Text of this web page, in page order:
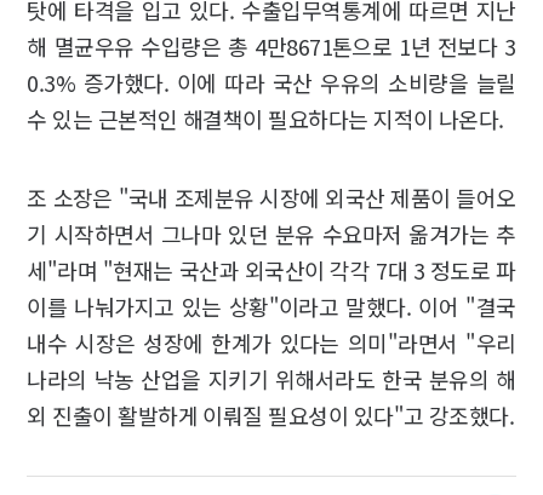
탓에 타격을 입고 있다. 수출입무역통계에 따르면 지난
해 멸균우유 수입량은 총 4만8671톤으로 1년 전보다 3
0.3% 증가했다. 이에 따라 국산 우유의 소비량을 늘릴
수 있는 근본적인 해결책이 필요하다는 지적이 나온다.
조 소장은 "국내 조제분유 시장에 외국산 제품이 들어오
기 시작하면서 그나마 있던 분유 수요마저 옮겨가는 추
세"라며 "현재는 국산과 외국산이 각각 7대 3 정도로 파
이를 나눠가지고 있는 상황"이라고 말했다. 이어 "결국
내수 시장은 성장에 한계가 있다는 의미"라면서 "우리
나라의 낙농 산업을 지키기 위해서라도 한국 분유의 해
외 진출이 활발하게 이뤄질 필요성이 있다"고 강조했다.